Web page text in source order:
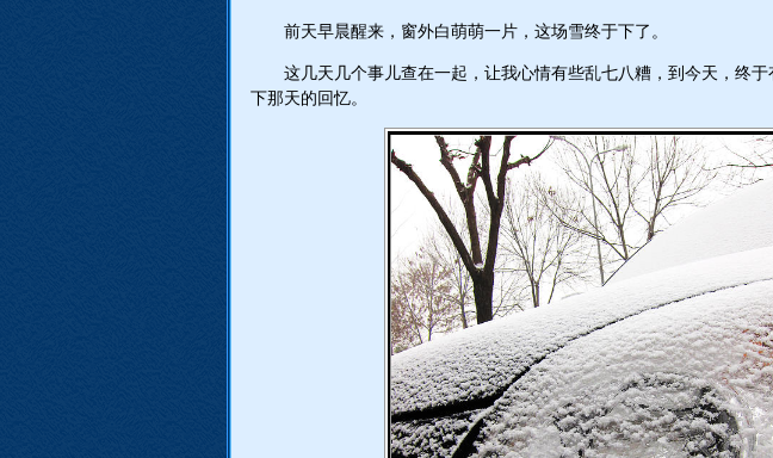
前天早晨醒来，窗外白萌萌一片，这场雪终于下了。
这几天几个事儿查在一起，让我心情有些乱七八糟，到今天，终
下那天的回忆。